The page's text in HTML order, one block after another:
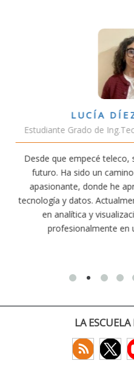
de
en
Estudiar
conectividad
exige
actividades
convencido de
LA ESCUELA